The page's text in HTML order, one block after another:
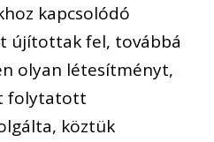
kapcsolódó
újítottak fel, továbbá
olyan létesítményt,
folytatott
köztük